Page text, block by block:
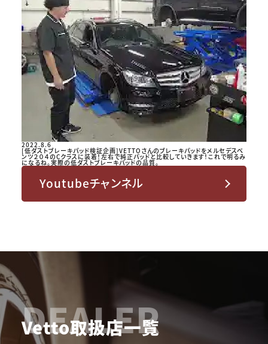
2022.8.6
[低ダストブレーキパッド検証企画]VETTOさんのブレーキパッドをメルセデスベ
ンツ２０４のCクラスに装着！左右で純正パッドと比較していきます！これで明るみ
になるね。実際の低ダストブレーキパッドの品質。
Youtubeチャンネル
DEALER
Vetto取扱店一覧